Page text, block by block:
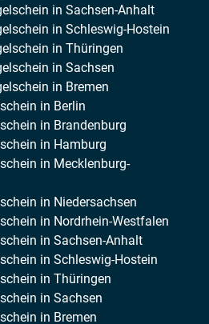
in Sachsen-Anhalt
in Schleswig-Hostein
in Thüringen
in Sachsen
in Bremen
in Berlin
in Brandenburg
in Hamburg
in Mecklenburg-
in Niedersachsen
in Nordrhein-Westfalen
in Sachsen-Anhalt
in Schleswig-Hostein
in Thüringen
in Sachsen
in Bremen